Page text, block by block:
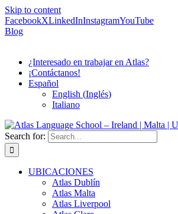
Skip to content
FacebookXLinkedInInstagramYouTube
Blog
¿Interesado en trabajar en Atlas?
¡Contáctanos!
Español
English (Inglés)
Italiano
Search for:
UBICACIONES
Atlas Dublín
Atlas Malta
Atlas Liverpool